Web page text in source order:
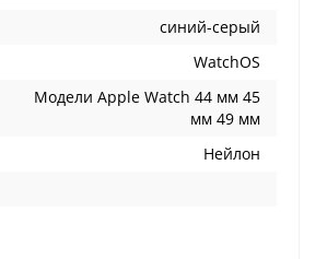
cиний-серый
WatchOS
Модели Apple Watch 44 мм 45
мм 49 мм
Нейлон